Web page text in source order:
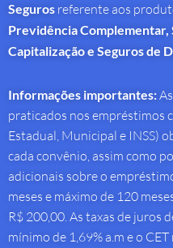
Seguros referente aos
Previdência Complementar,
Capitalização e Seguros de
Informações importantes:
praticados nos empréstimos
Estadual, Municipal e INSS)
cada convênio, assim como
adicionais sobre o
meses e máximo de 120
R$ 200,00. As taxas de juros
mínimo de 1,69% a.m e o